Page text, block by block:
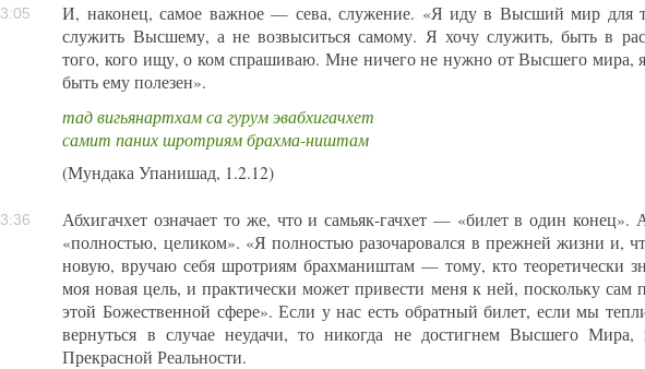
И, наконец, самое важное — сева, служение. «Я иду в Высший мир для
служить Высшему, а не возвыситься самому. Я хочу служить, быть в
того, кого ищу, о ком спрашиваю. Мне ничего не нужно от Высшего мира,
быть ему полезен».
тад вигьянартхам са гурум эвабхигачхет
самит паних шротриям брахма-ништам
(Мундака Упанишад, 1.2.12)
Абхигачхет означает то же, что и самьяк-гачхет — «билет в один конец».
«полностью, целиком». «Я полностью разочаровался в прежней жизни и,
новую, вручаю себя шротриям брахмаништам — тому, кто теоретически
моя новая цель, и практически может привести меня к ней, поскольку сам
этой Божественной сфере». Если у нас есть обратный билет, если мы
вернуться в случае неудачи, то никогда не достигнем Высшего Мира,
Прекрасной Реальности.